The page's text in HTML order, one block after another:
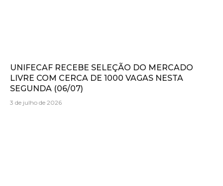
UNIFECAF RECEBE SELEÇÃO DO MERCADO
LIVRE COM CERCA DE 1000 VAGAS NESTA
SEGUNDA (06/07)
3 de julho de 2026